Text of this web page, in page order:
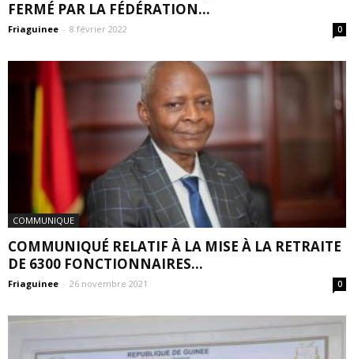
FERMÉ PAR LA FÉDÉRATION...
Friaguinee - 8 février 2022 0
COMMUNIQUE
COMMUNIQUÉ RELATIF À LA MISE À LA RETRAITE
DE 6300 FONCTIONNAIRES...
Friaguinee - 26 novembre 2021 0